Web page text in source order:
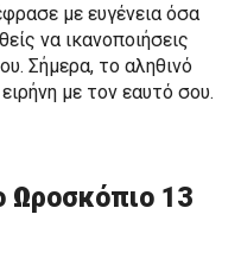
με ευγένεια όσα
να ικανοποιήσεις
Σήμερα, το αληθινό
με τον εαυτό σου.
Ωροσκόπιο 13